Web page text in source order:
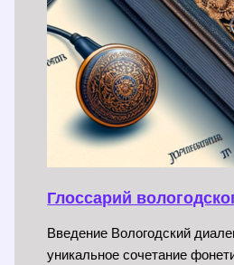
Глоссарий
Введение Вологодский
уникальное сочетание